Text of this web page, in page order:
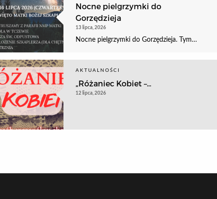
Nocne pielgrzymki do
Gorzędzieja
13 lipca, 2026
Nocne pielgrzymki do Gorzędzieja. Tym…
AKTUALNOŚCI
„Różaniec Kobiet –...
12 lipca, 2026